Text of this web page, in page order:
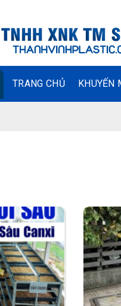
TRANG CHỦ KHUYẾN